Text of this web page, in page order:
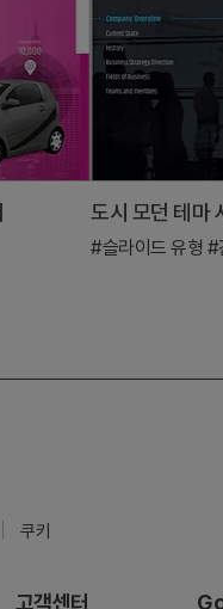
도시 모던 테마
#슬라이드 유형 #
쿠키
고객센터